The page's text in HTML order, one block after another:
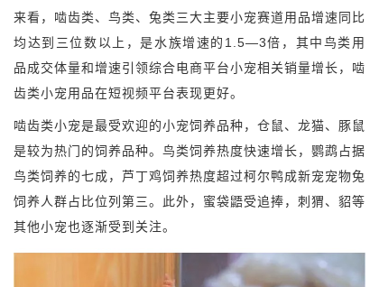
来看，啮齿类、鸟类、兔类三大主要小宠赛道用品增速同比
均达到三位数以上，是水族增速的1.5—3倍，其中鸟类用
品成交体量和增速引领综合电商平台小宠相关销量增长，啮
齿类小宠用品在短视频平台表现更好。
啮齿类小宠是最受欢迎的小宠饲养品种，仓鼠、龙猫、豚鼠
是较为热门的饲养品种。鸟类饲养热度快速增长，鹦鹉占据
鸟类饲养的七成，芦丁鸡饲养热度超过柯尔鸭成新宠宠物兔
饲养人群占比位列第三。此外，蜜袋鼯受追捧，刺猬、貂等
其他小宠也逐渐受到关注。